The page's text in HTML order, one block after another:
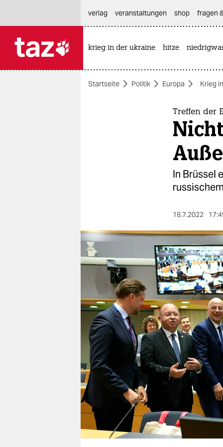
themen
nord
wahrheit
verlag
verlag
veranstaltungen
shop
fragen & hilfe
unterstützen
abo
genossenschaft
verlag
veranstaltungen shop fragen
krieg in der ukraine hitze
Startseite Politik Europa Krieg
Treffen der
In Brüssel
18.7.2022